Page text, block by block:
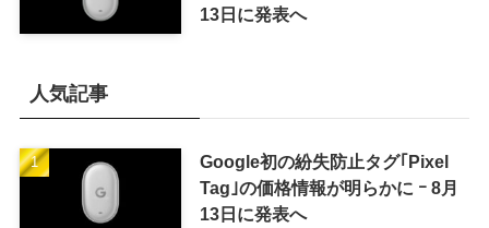
13日に発表へ
人気記事
Google初の紛失防止タグ｢Pixel
Tag｣の価格情報が明らかに ｰ 8月
13日に発表へ